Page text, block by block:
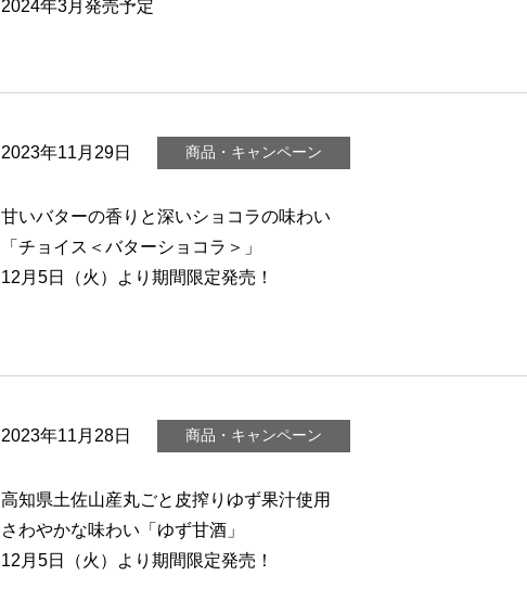
2024年3月発売予定
2023年11月29日 商品・キャンペーン
甘いバターの香りと深いショコラの味わい
「チョイス＜バターショコラ＞」
12月5日（火）より期間限定発売！
2023年11月28日 商品・キャンペーン
高知県土佐山産丸ごと皮搾りゆず果汁使用
さわやかな味わい「ゆず甘酒」
12月5日（火）より期間限定発売！